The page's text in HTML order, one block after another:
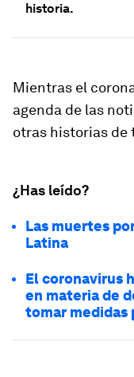
historia.
Mientras el
agenda de las
otras historias de
¿Has leído?
Las muertes
Latina
El coronavirus
en materia de
tomar medidas